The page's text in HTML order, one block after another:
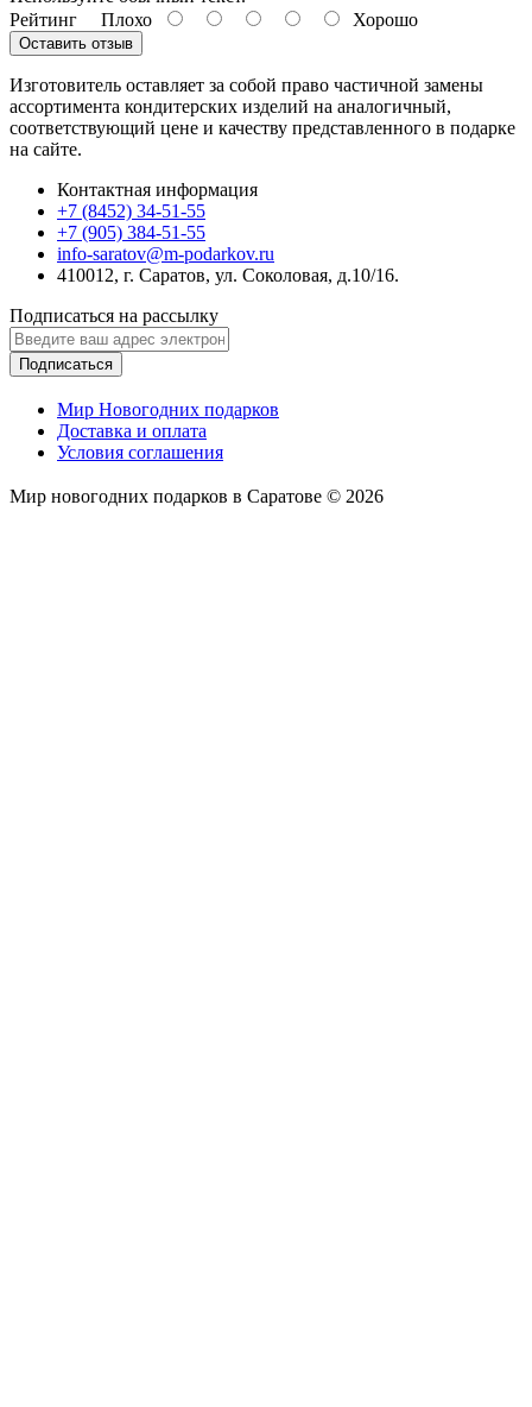
Рейтинг Плохо Хорошо
Оставить отзыв
Изготовитель оставляет за собой право частичной замены
ассортимента кондитерских изделий на аналогичный,
соответствующий цене и качеству представленного в подарке
на сайте.
Контактная информация
+7 (8452) 34-51-55
+7 (905) 384-51-55
info-saratov@m-podarkov.ru
410012, г. Саратов, ул. Соколовая, д.10/16.
Подписаться на рассылку
Подписаться
Мир Новогодних подарков
Доставка и оплата
Условия соглашения
Мир новогодних подарков в Саратове © 2026